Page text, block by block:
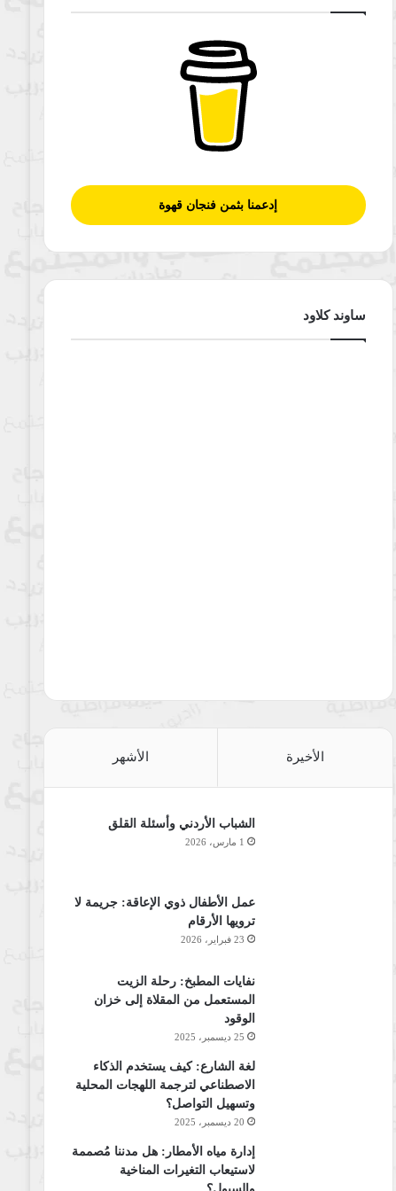
إدعمنا بثمن فنجان قهوة
ساوند كلاود
الأخيرة الأشهر
الشباب الأردني وأسئلة القلق
1 مارس، 2026
عمل الأطفال ذوي الإعاقة: جريمة لا
ترويها الأرقام
23 فبراير، 2026
نفايات المطبخ: رحلة الزيت
المستعمل من المقلاة إلى خزان
الوقود
25 ديسمبر، 2025
لغة الشارع: كيف يستخدم الذكاء
الاصطناعي لترجمة اللهجات المحلية
وتسهيل التواصل؟
20 ديسمبر، 2025
إدارة مياه الأمطار: هل مدننا مُصممة
لاستيعاب التغيرات المناخية